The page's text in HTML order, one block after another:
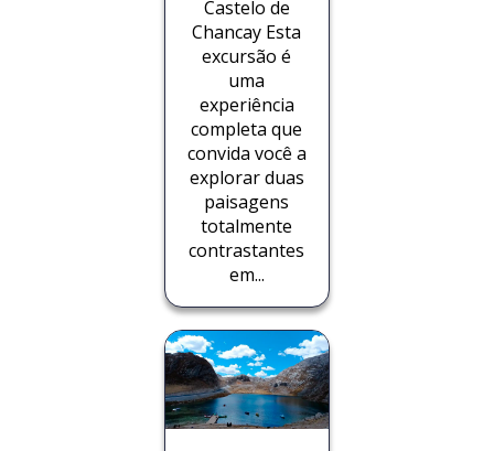
Castelo de
Chancay Esta
excursão é
uma
experiência
completa que
convida você a
explorar duas
paisagens
totalmente
contrastantes
em...